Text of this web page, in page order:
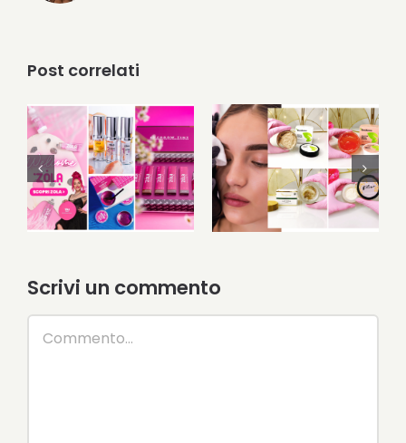
Post correlati
WELCOME ZOLA!
Disponibile ora
sul nostro sito.
Come
migliorare la
tenuta
dell’henné sulla
pelle | Diverse
tipologie di
Scrivi un commento